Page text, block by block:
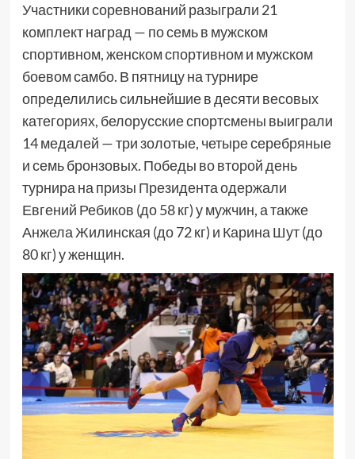
Участники соревнований разыграли 21
комплект наград — по семь в мужском
спортивном, женском спортивном и мужском
боевом самбо. В пятницу на турнире
определились сильнейшие в десяти весовых
категориях, белорусские спортсмены выиграли
14 медалей — три золотые, четыре серебряные
и семь бронзовых. Победы во второй день
турнира на призы Президента одержали
Евгений Ребиков (до 58 кг) у мужчин, а также
Анжела Жилинская (до 72 кг) и Карина Шут (до
80 кг) у женщин.